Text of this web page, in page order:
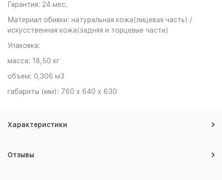
Гарантия: 24 мес.
Материал обивки: натуральная кожа(лицевая часть) /
искусственная кожа(задняя и торцевые части)
Упаковка:
масса: 18,50 кг
объем: 0,306 м3
габариты (мм): 760 х 640 х 630
Характеристики
Отзывы